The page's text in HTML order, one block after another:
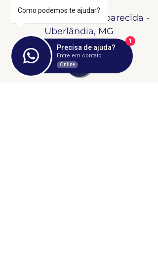
Rua Salvador, 995 - Aparecida -
Uberlândia, MG
Como podemos te ajudar?
Precisa de ajuda?
Entre em contato.
Online
1